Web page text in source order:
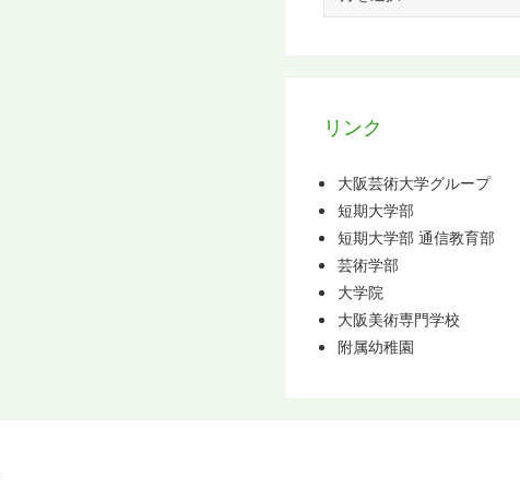
カ
リンク
大阪芸術大学グループ
短期大学部
短期大学部 通信教育部
芸術学部
大学院
大阪美術専門学校
附属幼稚園